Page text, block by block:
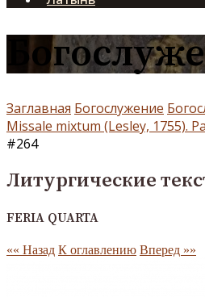
Заглавная Богослужение
Missale mixtum (Lesley, 1755).
#264
Литургические
FERIA QUARTA
«« Назад К оглавлению Вперед »»